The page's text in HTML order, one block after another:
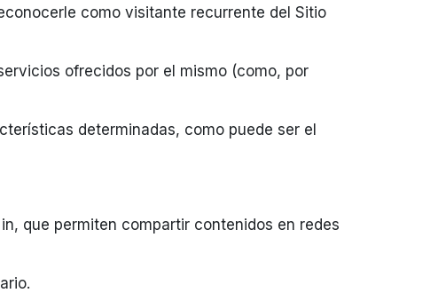
como visitante recurrente del Sitio
ofrecidos por el mismo (como, por
determinadas, como puede ser el
que permiten compartir contenidos en redes